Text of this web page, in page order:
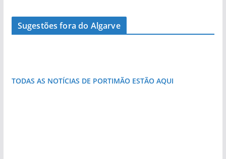
Sugestões fora do Algarve
A piscina natural com cascata
Foto do dia: esta igreja algarvia já teve a torre
TODAS AS NOTÍCIAS DE PORTIMÃO ESTÃO AQUI